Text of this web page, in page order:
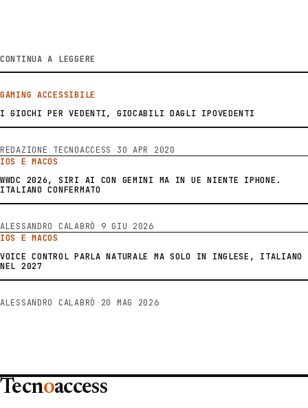
CONTINUA A LEGGERE
GAMING ACCESSIBILE
I GIOCHI PER VEDENTI, GIOCABILI DAGLI IPOVEDENTI
REDAZIONE TECNOACCESS · 30 APR 2020
IOS E MACOS
WWDC 2026, SIRI AI CON GEMINI MA IN UE NIENTE IPHONE.
ITALIANO CONFERMATO
ALESSANDRO CALABRÒ · 9 GIU 2026
IOS E MACOS
VOICE CONTROL PARLA NATURALE MA SOLO IN INGLESE, ITALIANO
NEL 2027
ALESSANDRO CALABRÒ · 20 MAG 2026
Tecnoaccess